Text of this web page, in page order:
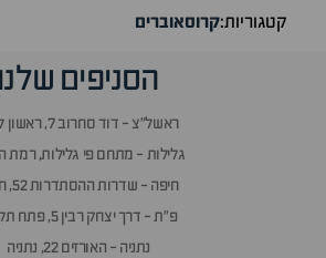
קטגוריות:קרוסאוברים
הסניפים שלנו
ראשל״צ - דוד סחרוב 7, ראשון לציון
גלילות - מתחם פי גלילות, רמת
חיפה - שדרות ההסתדרות 52, חיפה
פ״ת - דרך יצחק רבין 5, פתח תקווה
נתניה - האורזים 22, נתניה